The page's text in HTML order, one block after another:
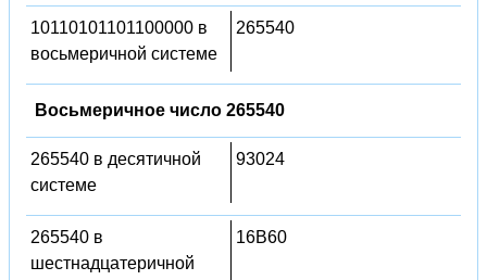
10110101101100000 в
восьмеричной системе
265540
Восьмеричное число 265540
265540 в десятичной
системе
93024
265540 в
шестнадцатеричной
16B60